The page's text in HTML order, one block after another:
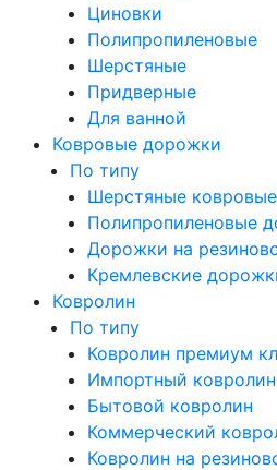
Циновки
Полипропиленовые
Шерстяные
Придверные
Для ванной
Ковровые дорожки
По типу
Шерстяные
Полипропиленовые
Дорожки на
Кремлевские
Ковролин
По типу
Ковролин премиум
Импортный ковролин
Бытовой ковролин
Коммерческий
Ковролин на